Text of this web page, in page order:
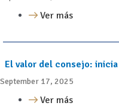
Ver más
El valor del consejo: inicia
September 17, 2025
Ver más